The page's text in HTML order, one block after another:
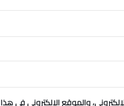
والموقع الإلكتروني في